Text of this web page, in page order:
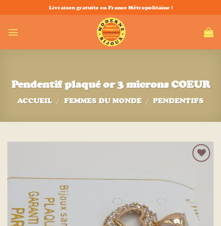
au
contenu
Livraison gratuite en France Métropolitaine !
Pendentif plaqué or 3 microns COEUR
ACCUEIL / FEMMES DU MONDE / PENDENTIFS
d’envies